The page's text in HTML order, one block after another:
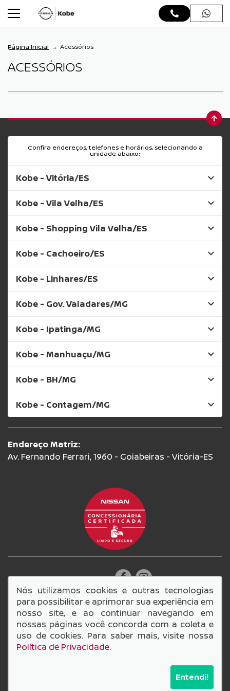
Página Inicial Acessórios
ACESSÓRIOS
Confira endereços, telefones e horários, selecionando a
unidade abaixo:
Kobe - Vitória/ES
Kobe - Vila Velha/ES
Kobe - Shopping Vila Velha/ES
Kobe - Cachoeiro/ES
Kobe - Linhares/ES
Kobe - Gov. Valadares/MG
Kobe - Ipatinga/MG
Kobe - Manhuaçu/MG
Kobe - BH/MG
Kobe - Contagem/MG
Endereço Matriz:
Av. Fernando Ferrari, 1960 - Goiabeiras - Vitória-ES
14.749.549/0001-98
Lage e Scarabeli Comercio de Veiculos LTDA
© Copyright 2026
Condições Comerciais.
SIGA-NOS:
Nós utilizamos cookies e outras tecnologias
para possibilitar e aprimorar sua experiência em
nosso site, e ao continuar navegando em
nossas páginas você concorda com a coleta e
uso de cookies. Para saber mais, visite nossa
Política de Privacidade.
Entendi!